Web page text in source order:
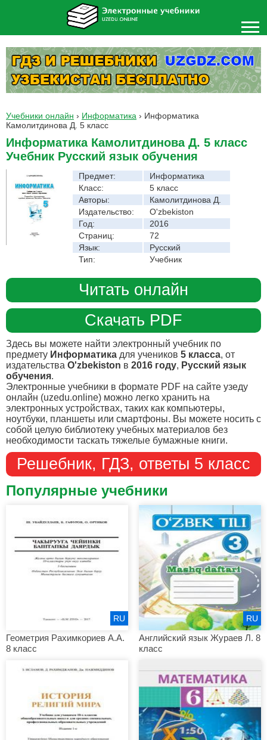
Учебники онлайн › Информатика › Информатика
Камолитдинова Д. 5 класс
Информатика Камолитдинова Д. 5 класс
Учебник Русский язык обучения
Предмет:
Информатика
Класс:
5 класс
Авторы:
Камолитдинова Д.
Издательство:
O'zbekiston
Год:
2016
Страниц:
72
Язык:
Русский
Тип:
Учебник
Читать онлайн
Скачать PDF
Здесь вы можете найти электронный учебник по
предмету Информатика для учеников 5 класса, от
издательства O'zbekiston в 2016 году, Русский язык
обучения.
Электронные учебники в формате PDF на сайте узеду
онлайн (uzedu.online) можно легко хранить на
электронных устройствах, таких как компьютеры,
ноутбуки, планшеты или смартфоны. Вы можете носить с
собой целую библиотеку учебных материалов без
необходимости таскать тяжелые бумажные книги.
Решебник, ГДЗ, ответы 5 класс
Популярные учебники
Геометрия Рахимкориев А.А.
8 класс
RU
Английский язык Жураев Л. 8
класс
RU